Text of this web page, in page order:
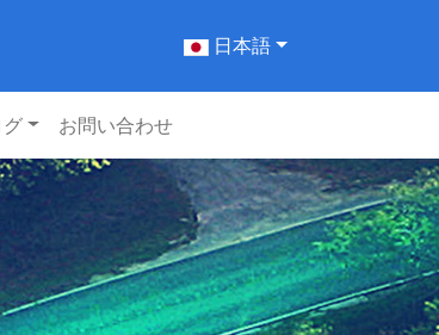
日本語
お問い合わせ